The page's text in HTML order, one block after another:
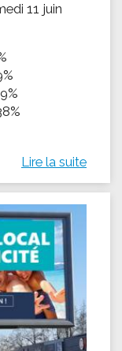
11 juin
Lire la suite